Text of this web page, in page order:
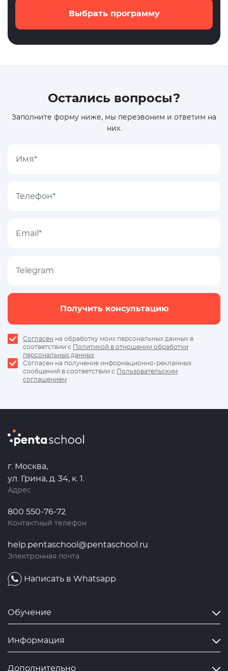
Выбрать программу
Остались вопросы?
Заполните форму ниже, мы перезвоним и ответим на
них.
Получить консультацию
Согласен на обработку моих персональных данных в
соответствии с
Политикой в отношении обработки
персональных данных
Согласен на получение информационно-рекламных
сообщений в соответствии с
Пользовательским
соглашением
г. Москва,
ул. Грина, д. 34, к. 1.
Адрес
800 550-76-72
Контактный телефон
help.pentaschool@pentaschool.ru
Электронная почта
Написать в Whatsapp
Обучение
Информация
Дополнительно